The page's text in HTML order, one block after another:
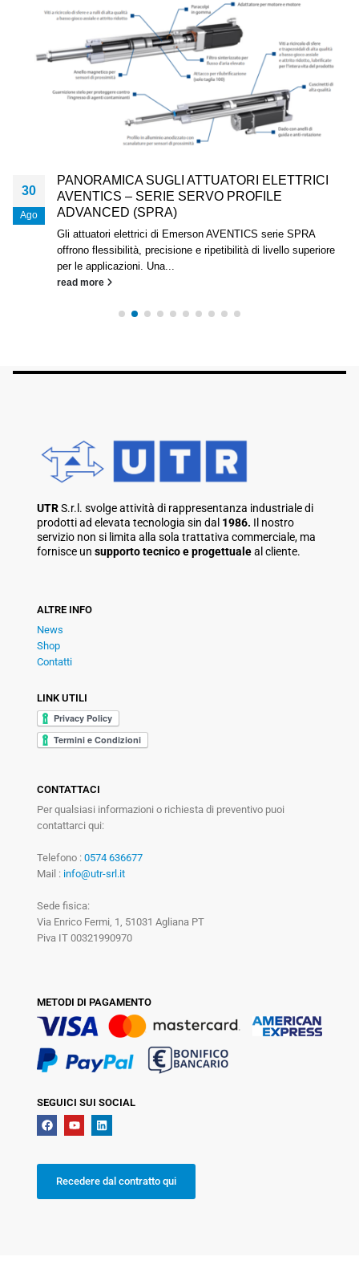
30
Ago
PANORAMICA SUGLI ATTUATORI ELETTRICI
AVENTICS – SERIE SERVO PROFILE
ADVANCED (SPRA)
Gli attuatori elettrici di Emerson AVENTICS serie SPRA
offrono flessibilità, precisione e ripetibilità di livello superiore
per le applicazioni. Una...
read more
UTRS.r.l. svolge attività di rappresentanza industriale di
prodotti ad elevata tecnologia sin dal 1986. Il nostro
servizio non si limita alla sola trattativa commerciale, ma
fornisce un supporto tecnico e progettualeal cliente.
ALTRE INFO
News
Shop
Contatti
LINK UTILI
CONTATTACI
Per qualsiasi informazioni o richiesta di preventivo puoi
contattarci qui:
Telefono : 0574 636677
Mail : info@utr-srl.it
Sede fisica:
Via Enrico Fermi, 1, 51031 Agliana PT
Piva IT 00321990970
METODI DI PAGAMENTO
SEGUICI SUI SOCIAL
Recedere dal contratto qui